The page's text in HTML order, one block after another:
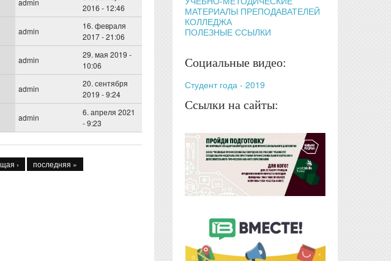
admin
2016 - 12:46
admin
16. февраля
2017 - 21:06
admin
29. мая 2019 -
10:06
admin
20. сентября
2019 - 9:24
admin
6. апреля 2021
- 9:23
› последняя »
МАТЕРИАЛЫ ПРЕПОДАВАТЕЛЕЙ
КОЛЛЕДЖА
ПОЛЕЗНЫЕ ССЫЛКИ
Социальные видео:
Студент года - 2019
Ссылки на сайты: